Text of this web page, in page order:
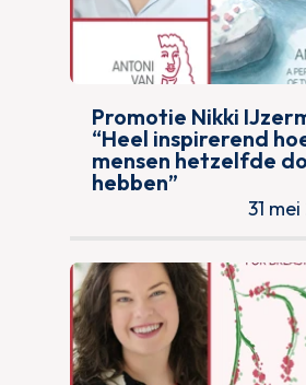
Promotie Nikki
“Heel inspirerend
mensen hetzelfde
hebben”
31